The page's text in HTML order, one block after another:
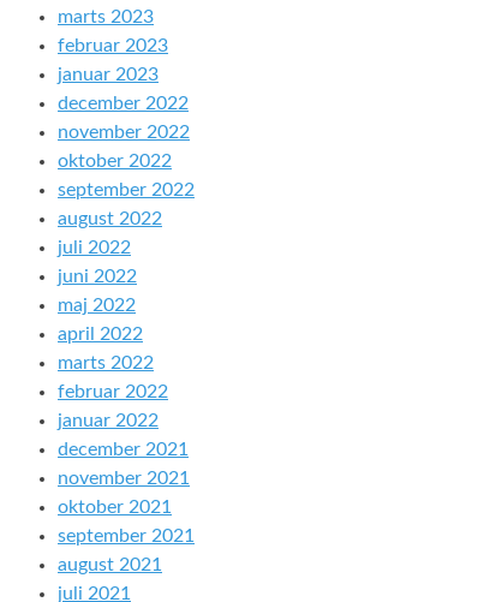
marts 2023
februar 2023
januar 2023
december 2022
november 2022
oktober 2022
september 2022
august 2022
juli 2022
juni 2022
maj 2022
april 2022
marts 2022
februar 2022
januar 2022
december 2021
november 2021
oktober 2021
september 2021
august 2021
juli 2021